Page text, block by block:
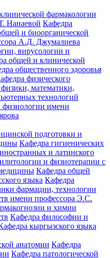
фармакологии
Нанаевой Кафедра
и биоорганической
А.Д. Джумалиева
вирусологии и
общей и клинической
общественного здоровья
физического
математики,
технологий
физиологии имени
подготовки и
Кафедра гигиенических
и латинского
и физиотерапии с
Кафедра общей
языка Кафедра
фармации, технологии
имени профессора Э.С.
и химии
Кафедра философии и
кыргызского языка
анатомии Кафедра
Кафедра патологической